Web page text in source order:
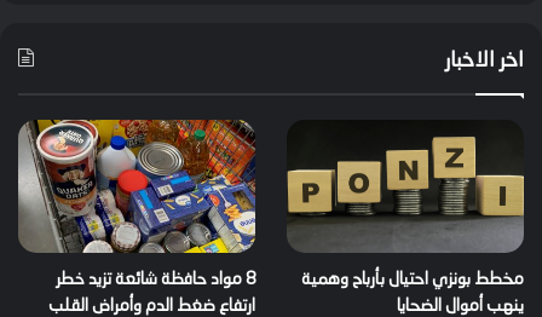
اخر الاخبار
مخطط بونزي احتيال بأرباح وهمية
ينهب أموال الضحايا
8 مواد حافظة شائعة تزيد خطر
ارتفاع ضغط الدم وأمراض القلب